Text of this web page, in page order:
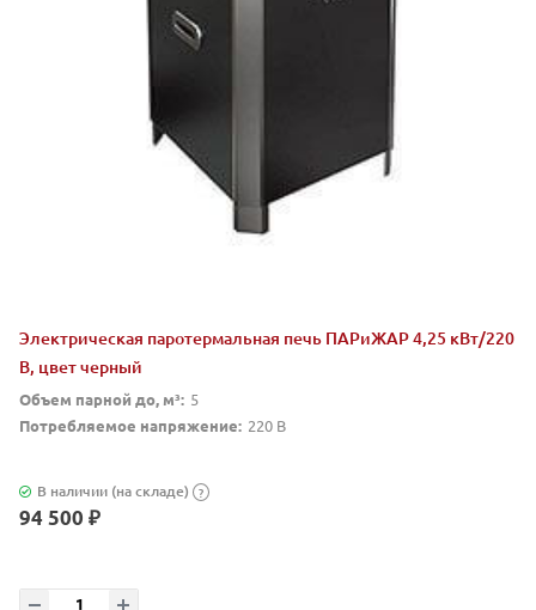
Электрическая паротермальная печь ПАРиЖАР 4,25 кВт/220
В, цвет черный
Объем парной до, м³: 5
Потребляемое напряжение: 220 В
В наличии (на складе) ?
94 500 ₽